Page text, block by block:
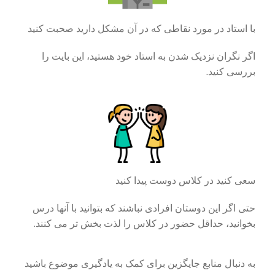
با استاد در مورد نقاطی که در آن مشکل دارید صحبت کنید
اگر نگران نزدیک شدن به استاد خود هستید، این بایت را
بررسی کنید.
سعی کنید در کلاس دوست پیدا کنید
حتی اگر این دوستان افرادی نباشند که بتوانید با آنها درس
بخوانید، حداقل حضور در کلاس را لذت بخش تر می کنند.
به دنبال منابع جایگزین برای کمک به یادگیری موضوع باشید